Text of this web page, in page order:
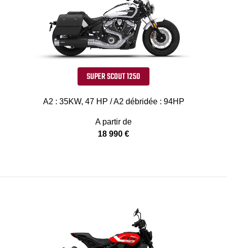
SUPER SCOUT 1250
A2 : 35KW, 47 HP / A2 débridée : 94HP
A partir de
18 990 €